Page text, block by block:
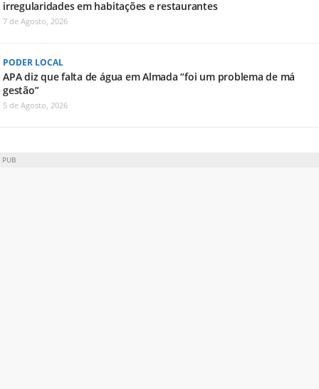
irregularidades em habitações e restaurantes
7 de Agosto, 2026
PODER LOCAL
APA diz que falta de água em Almada “foi um problema de má
gestão”
5 de Agosto, 2026
PUB